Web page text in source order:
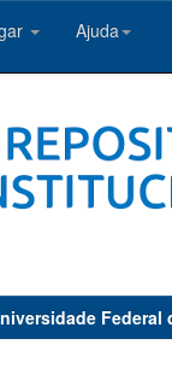
Ajuda
Federal